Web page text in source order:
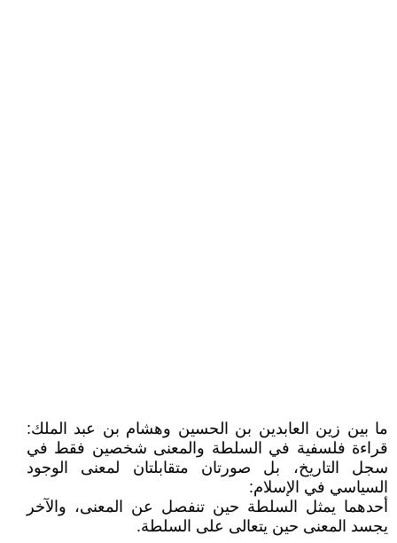
ما بين زين العابدين بن الحسين وهشام بن عبد الملك:
قراءة فلسفية في السلطة والمعنى شخصين فقط في
سجل التاريخ، بل صورتان متقابلتان لمعنى الوجود
السياسي في الإسلام:
أحدهما يمثل السلطة حين تنفصل عن المعنى، والآخر
يجسد المعنى حين يتعالى على السلطة.